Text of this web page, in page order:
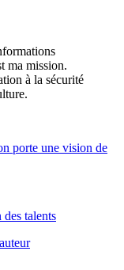
ma mission.
à la sécurité
porte une vision de
talents